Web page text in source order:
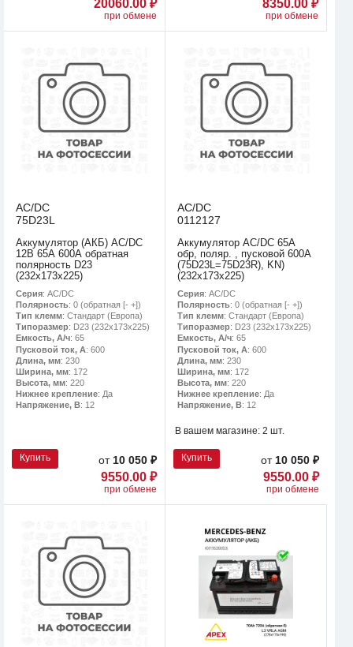
20060.00 ₽
при обмене
8350.00 ₽
при обмене
AC/DC
75D23L
Аккумулятор (АКБ) AC/DC
12В 65А 600А обратная
полярность D23
(232х173х225)
Серия: AC/DC
Полярность: 0 (обратная [- +])
Тип клемм: Стандарт (Европа)
Типоразмер: D23 (232х173х225)
Емкость, А/ч: 65
Пусковой ток, А: 600
Длина, мм: 230
Ширина, мм: 172
Высота, мм: 220
Нижнее крепление: Да
Напряжение, В: 12
Купить от 10 050 ₽
9550.00 ₽
при обмене
AC/DC
0112127
Аккумулятор AC/DC 65А
обр, поляр. , пусковой 600А
(75D23L=75D23R), KN)
(232х173х225)
Серия: AC/DC
Полярность: 0 (обратная [- +])
Тип клемм: Стандарт (Европа)
Типоразмер: D23 (232х173х225)
Емкость, А/ч: 65
Пусковой ток, А: 600
Длина, мм: 230
Ширина, мм: 172
Высота, мм: 220
Нижнее крепление: Да
Напряжение, В: 12
В вашем магазине: 2 шт.
Купить от 10 050 ₽
9550.00 ₽
при обмене